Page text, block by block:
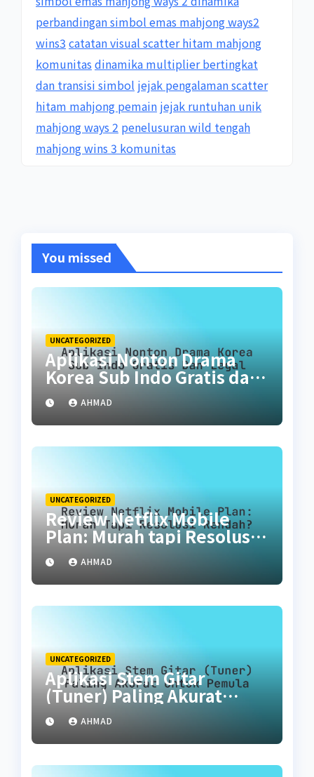
perbandingan simbol emas mahjong ways2
wins3 catatan visual scatter hitam mahjong
komunitas dinamika multiplier bertingkat
dan transisi simbol jejak pengalaman scatter
hitam mahjong pemain jejak runtuhan unik
mahjong ways 2 penelusuran wild tengah
mahjong wins 3 komunitas
You missed
UNCATEGORIZED
Aplikasi Nonton Drama
Korea Sub Indo Gratis dan
LegalAHMAD
UNCATEGORIZED
Review Netflix Mobile
Plan: Murah tapi Resolusi
Rendah?
AHMAD
UNCATEGORIZED
Aplikasi Stem Gitar
(Tuner) Paling Akurat
untuk Pemula
AHMAD